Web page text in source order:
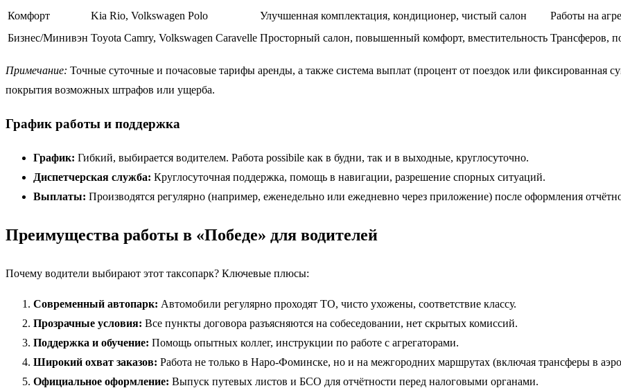
Комфорт
Kia Rio, Volkswagen Polo Улучшенная комплектация, кондиционер, чистый салон
Работы на
Бизнес/Минивэн Toyota Camry, Volkswagen Caravelle Просторный салон, повышенный комфорт, вместительность Трансферов,
Примечание: Точные суточные и почасовые тарифы аренды, а также система выплат (процент от поездок или фиксированная
покрытия возможных штрафов или ущерба.
График работы и поддержка
График: Гибкий, выбирается водителем. Работа possibile как в будни, так и в выходные, круглосуточно.
Диспетчерская служба: Круглосуточная поддержка, помощь в навигации, разрешение спорных ситуаций.
Выплаты: Производятся регулярно (например, еженедельно или ежедневно через приложение) после оформления
Преимущества работы в «Победе» для водителей
Почему водители выбирают этот таксопарк? Ключевые плюсы:
Современный автопарк: Автомобили регулярно проходят ТО, чисто ухожены, соответствие классу.
Прозрачные условия: Все пункты договора разъясняются на собеседовании, нет скрытых комиссий.
Поддержка и обучение: Помощь опытных коллег, инструкции по работе с агрегаторами.
Широкий охват заказов: Работа не только в Наро-Фоминске, но и на межгородних маршрутах (включая трансферы в
Официальное оформление: Выпуск путевых листов и БСО для отчётности перед налоговыми органами.